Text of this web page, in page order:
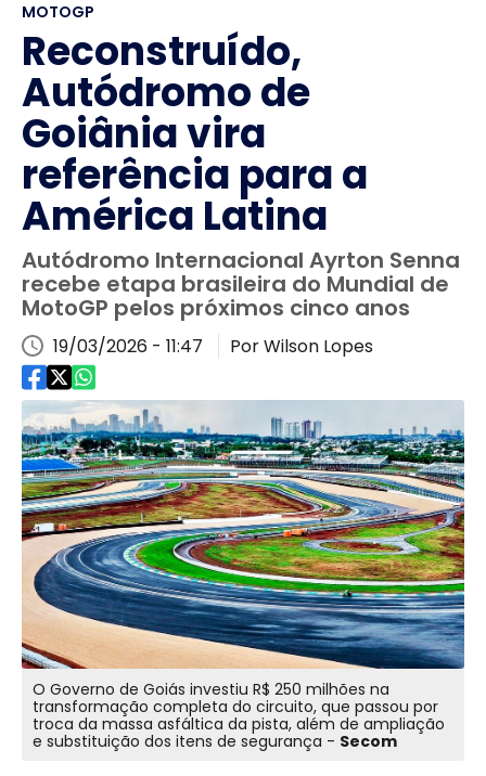
MOTOGP
Reconstruído,
Autódromo de
Goiânia vira
referência para a
América Latina
Autódromo Internacional Ayrton Senna
recebe etapa brasileira do Mundial de
MotoGP pelos próximos cinco anos
19/03/2026 - 11:47 Por Wilson Lopes
O Governo de Goiás investiu R$ 250 milhões na
transformação completa do circuito, que passou por
troca da massa asfáltica da pista, além de ampliação
e substituição dos itens de segurança - Secom